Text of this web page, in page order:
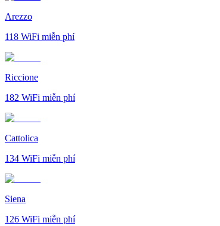
Arezzo
118 WiFi miễn phí
Riccione
182 WiFi miễn phí
Cattolica
134 WiFi miễn phí
Siena
126 WiFi miễn phí